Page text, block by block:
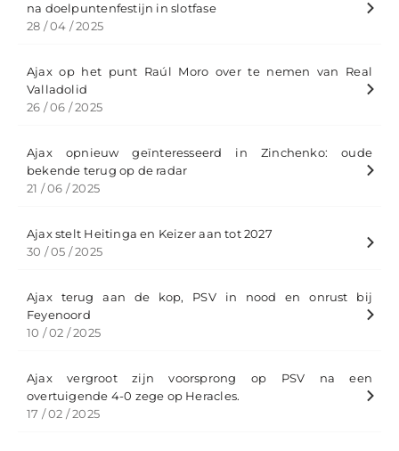
na doelpuntenfestijn in slotfase
28 / 04 / 2025
Ajax op het punt Raúl Moro over te nemen van Real
Valladolid
26 / 06 / 2025
Ajax opnieuw geïnteresseerd in Zinchenko: oude
bekende terug op de radar
21 / 06 / 2025
Ajax stelt Heitinga en Keizer aan tot 2027
30 / 05 / 2025
Ajax terug aan de kop, PSV in nood en onrust bij
Feyenoord
10 / 02 / 2025
Ajax vergroot zijn voorsprong op PSV na een
overtuigende 4-0 zege op Heracles.
17 / 02 / 2025